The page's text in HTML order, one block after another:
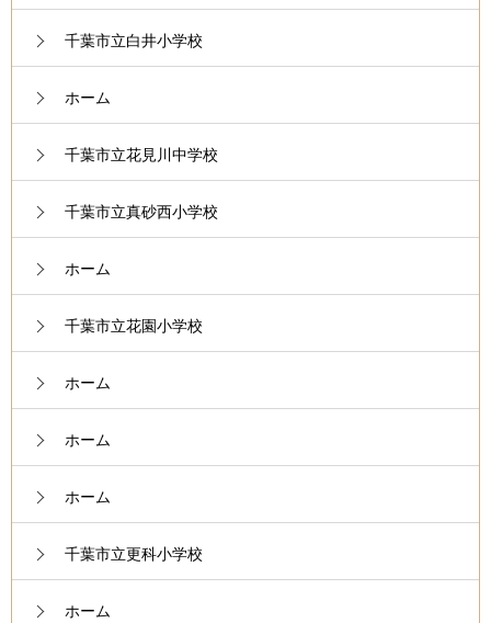
千葉市立白井小学校
ホーム
千葉市立花見川中学校
千葉市立真砂西小学校
ホーム
千葉市立花園小学校
ホーム
ホーム
ホーム
千葉市立更科小学校
ホーム